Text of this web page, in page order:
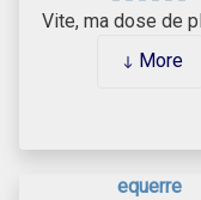
Vite, ma dose de
More
equerre